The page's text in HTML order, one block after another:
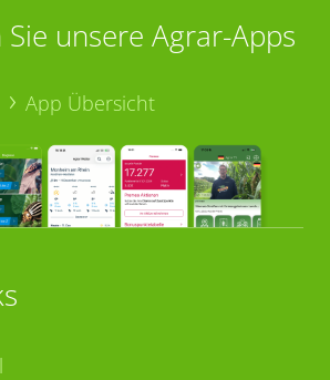
Sie unsere Agrar-Apps
App Übersicht